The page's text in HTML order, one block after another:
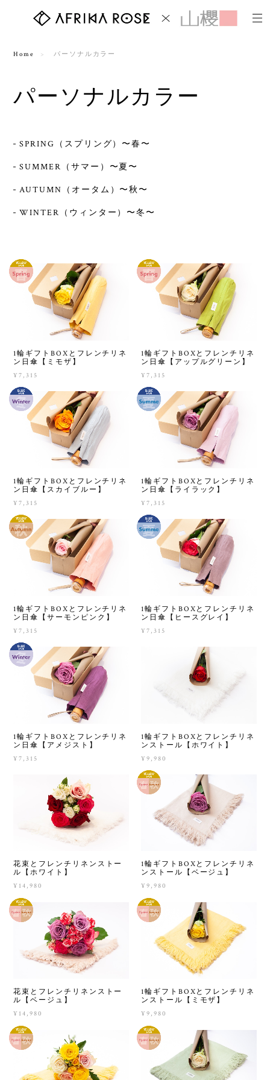
Home パーソナルカラー
パーソナルカラー
SPRING（スプリング）〜春〜
SUMMER（サマー）〜夏〜
AUTUMN（オータム）〜秋〜
WINTER（ウィンター）〜冬〜
1輪ギフトBOXとフレンチリネ
ン日傘【ミモザ】
¥7,315
1輪ギフトBOXとフレンチリネ
ン日傘【アップルグリーン】
¥7,315
1輪ギフトBOXとフレンチリネ
ン日傘【スカイブルー】
¥7,315
1輪ギフトBOXとフレンチリネ
ン日傘【ライラック】
¥7,315
1輪ギフトBOXとフレンチリネ
ン日傘【サーモンピンク】
¥7,315
1輪ギフトBOXとフレンチリネ
ン日傘【ヒースグレイ】
¥7,315
1輪ギフトBOXとフレンチリネ
ン日傘【アメジスト】
¥7,315
1輪ギフトBOXとフレンチリネ
ンストール【ホワイト】
¥9,980
花束とフレンチリネンストー
ル【ホワイト】
¥14,980
1輪ギフトBOXとフレンチリネ
ンストール【ベージュ】
¥9,980
花束とフレンチリネンストー
ル【ベージュ】
¥14,980
1輪ギフトBOXとフレンチリネ
ンストール【ミモザ】
¥9,980